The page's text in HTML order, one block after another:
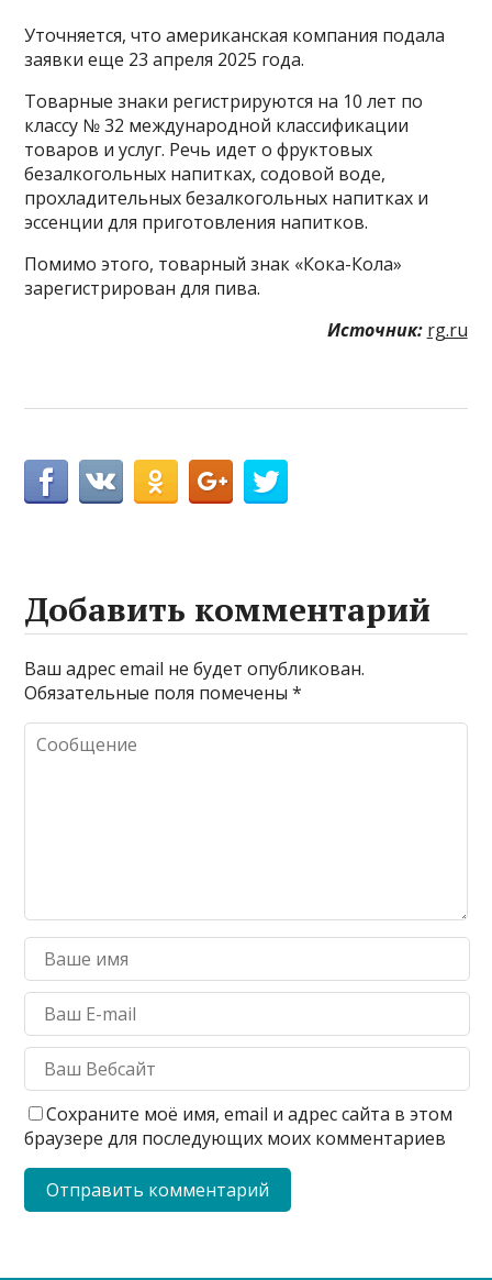
Уточняется, что американская компания подала
заявки еще 23 апреля 2025 года.
Товарные знаки регистрируются на 10 лет по
классу № 32 международной классификации
товаров и услуг. Речь идет о фруктовых
безалкогольных напитках, содовой воде,
прохладительных безалкогольных напитках и
эссенции для приготовления напитков.
Помимо этого, товарный знак «Кока-Кола»
зарегистрирован для пива.
Источник: rg.ru
Добавить комментарий
Ваш адрес email не будет опубликован.
Обязательные поля помечены*
Сохраните моё имя, email и адрес сайта в этом
браузере для последующих моих комментариев